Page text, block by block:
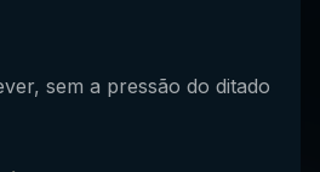
sem a pressão do ditado